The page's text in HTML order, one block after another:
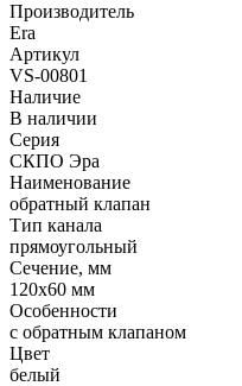
Производитель
Era
Артикул
VS-00801
Наличие
В наличии
Серия
СКПО Эра
Наименование
обратный клапан
Тип канала
прямоугольный
Сечение, мм
120x60 мм
Особенности
с обратным клапаном
Цвет
белый